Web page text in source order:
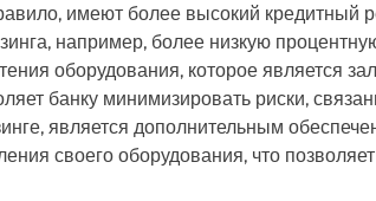
имеют более высокий кредитный
например, более низкую
оборудования, которое является
банку минимизировать риски,
является дополнительным
своего оборудования, что